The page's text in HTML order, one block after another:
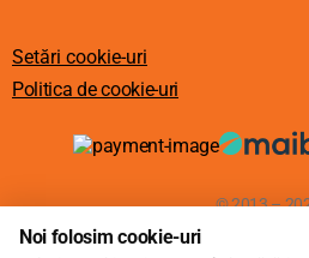
Setări cookie-uri
Politica de cookie-uri
© 2013 –
Noi folosim cookie-uri